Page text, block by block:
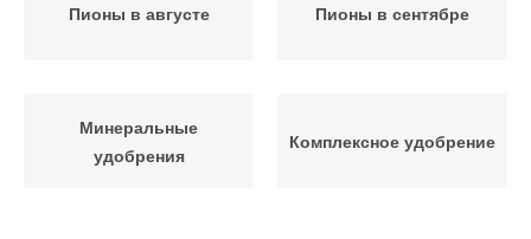
Пионы в августе Пионы в сентябре
Минеральные
удобрения
Комплексное удобрение